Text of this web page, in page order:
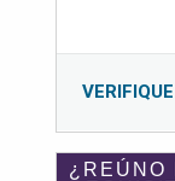
¿REÚNO